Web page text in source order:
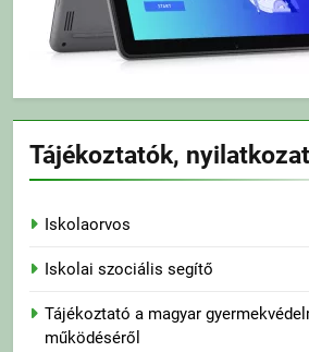
Tájékoztatók,
Iskolaorvos
Iskolai szociális segítő
Tájékoztató a magyar
működéséről